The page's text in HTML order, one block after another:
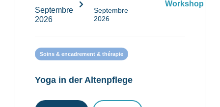
Septembre
2026
Septembre
2026
Workshop
Soins & encadrement & thérapie
Yoga in der Altenpflege